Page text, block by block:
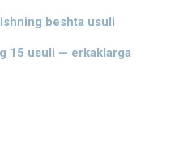
beshta usuli
15 usuli — erkaklarga